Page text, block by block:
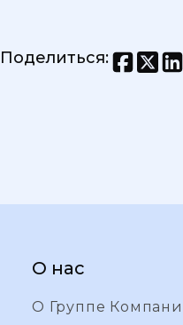
Поделиться:
О нас
О Группе